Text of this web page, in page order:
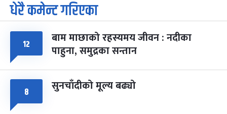
७
आइत
पूर्णिमा व्रत
चैत्र ७, २०८३-Mar 21, 2027
८ फागुपूर्णिमा
चैत्र ८, २०८३-Mar 22, 2027
७ महिना बाँकी
धेरै कमेन्ट गरिएका
१२ बाम माछाको रहस्यमय जीवन : नदीका
पाहुना, समुद्रका सन्तान
८ सुनचाँदीको मूल्य बढ्यो